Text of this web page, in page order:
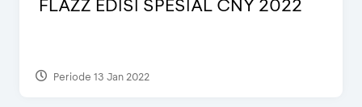
FLAZZ EDISI SPESIAL CNY 2022
Periode 13 Jan 2022